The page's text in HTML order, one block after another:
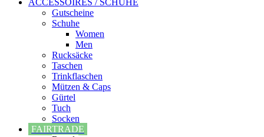
ACCESSOIRES / SCHUHE
Gutscheine
Schuhe
Women
Men
Rucksäcke
Taschen
Trinkflaschen
Mützen & Caps
Gürtel
Tuch
Socken
FAIRTRADE